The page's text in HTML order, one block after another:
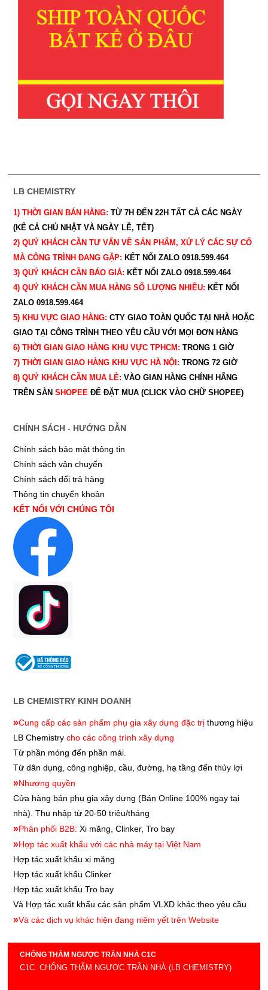
CHỐNG THẤM NGƯỢC TRẦN NHÀ C1C
C1C. CHỐNG THẤM NGƯỢC TRẦN NHÀ (LB CHEMISTRY)
LB CHEMISTRY
1) THỜI GIAN BÁN HÀNG: TỪ 7H ĐẾN 22H TẤT CẢ CÁC NGÀY
(KỂ CẢ CHỦ NHẬT VÀ NGÀY LỄ, TẾT)
2) QUÝ KHÁCH CẦN TƯ VẤN VỀ SẢN PHẨM, XỬ LÝ CÁC SỰ CỐ
MÀ CÔNG TRÌNH ĐANG GẶP: KẾT NỐI ZALO 0918.599.464
3) QUÝ KHÁCH CẦN BÁO GIÁ: KẾT NỐI ZALO 0918.599.464
4) QUÝ KHÁCH CẦN MUA HÀNG SỐ LƯỢNG NHIỀU: KẾT NỐI
ZALO 0918.599.464
5) KHU VỰC GIAO HÀNG: CTY GIAO TOÀN QUỐC TẠI NHÀ HOẶC
GIAO TẠI CÔNG TRÌNH THEO YÊU CẦU VỚI MỌI ĐƠN HÀNG
6) THỜI GIAN GIAO HÀNG KHU VỰC TPHCM: TRONG 1 GIỜ
7) THỜI GIAN GIAO HÀNG KHU VỰC HÀ NỘI: TRONG 72 GIỜ
8) QUÝ KHÁCH CẦN MUA LẺ: VÀO GIAN HÀNG CHÍNH HÃNG
TRÊN SÀN SHOPEEĐỂ ĐẶT MUA (CLICK VÀO CHỮ SHOPEE)
CHÍNH SÁCH - HƯỚNG DẪN
Chính sách bảo mật thông tin
Chính sách vận chuyển
Chính sách đổi trả hàng
Thông tin chuyển khoản
KẾT NỐI VỚI CHÚNG TÔI
LB CHEMISTRY KINH DOANH
»Cung cấp các sản phẩm phụ gia xây dựng đặc trị thương hiệu
LB Chemistrycho các công trình xây dựng
Từ phần móng đến phần mái.
Từ dân dụng, công nghiệp, cầu, đường, hạ tầng đến thủy lợi
»Nhượng quyền
Cửa hàng bán phụ gia xây dựng (Bán Online 100% ngay tại
nhà). Thu nhập từ 20-50 triệu/tháng
»Phân phối B2B: Xi măng, Clinker, Tro bay
»Hợp tác xuất khẩu với các nhà máy tại Việt Nam
Hợp tác xuất khẩu xi măng
Hợp tác xuất khẩu Clinker
Hợp tác xuất khẩu Tro bay
Và Hợp tác xuất khẩu các sản phẩm VLXD khác theo yêu cầu
»Và các dịch vụ khác hiện đang niêm yết trên Website